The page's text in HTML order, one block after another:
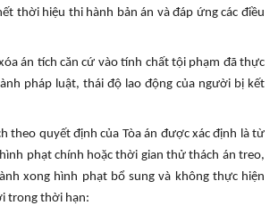
thời hiệu thi hành bản án và đáp ứng các điều
án tích căn cứ vào tính chất tội phạm đã thực
pháp luật, thái độ lao động của người bị kết
theo quyết định của Tòa án được xác định là từ
phạt chính hoặc thời gian thử thách án treo,
xong hình phạt bổ sung và không thực hiện
trong thời hạn: